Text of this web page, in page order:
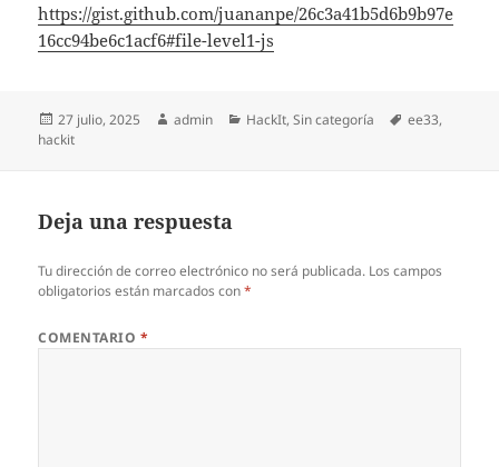
https://gist.github.com/juananpe/26c3a41b5d6b9b97e
16cc94be6c1acf6#file-level1-js
Publicado
el
27 julio, 2025 Autor
admin Categorías
HackIt,Sin categoría Etiquetas
ee33,
hackit
Deja una respuesta
Tu dirección de correo electrónico no será publicada. Los campos
obligatorios están marcados con*
COMENTARIO *